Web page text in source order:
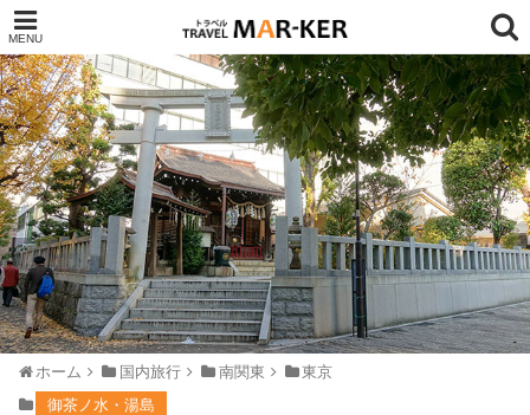
ホーム 国内旅行 南関東
東京
御茶ノ水・湯島